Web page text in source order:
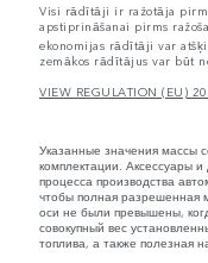
Visi rādītāji ir ražotāja
apstiprināšanai pirms
ekonomijas rādītāji var
zemākos rādītājus var būt
VIEW REGULATION (EU)
Указанные значения массы
комплектации. Аксессуары
процесса производства
чтобы полная разрешенная
оси не были превышены,
совокупный вес
топлива, а также полезная